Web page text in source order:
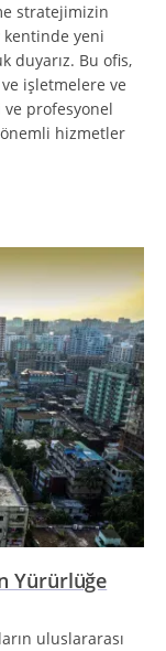
stratejimizin
yeni
duyarız. Bu ofis,
işletmelere ve
profesyonel
hizmetler
Yürürlüğe
uluslararası